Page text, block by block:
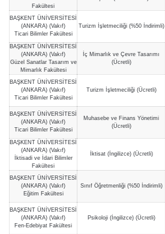
Fakültesi
BAŞKENT ÜNİVERSİTESİ
(ANKARA) (Vakıf)
Ticari Bilimler Fakültesi
Turizm İşletmeciliği (%50 İndirimli)
BAŞKENT ÜNİVERSİTESİ
(ANKARA) (Vakıf)
Güzel Sanatlar Tasarım ve
Mimarlık Fakültesi
İç Mimarlık ve Çevre Tasarımı
(Ücretli)
BAŞKENT ÜNİVERSİTESİ
(ANKARA) (Vakıf)
Ticari Bilimler Fakültesi
Turizm İşletmeciliği (Ücretli)
BAŞKENT ÜNİVERSİTESİ
(ANKARA) (Vakıf)
Ticari Bilimler Fakültesi
Muhasebe ve Finans Yönetimi
(Ücretli)
BAŞKENT ÜNİVERSİTESİ
(ANKARA) (Vakıf)
İktisadi ve İdari Bilimler
Fakültesi
İktisat (İngilizce) (Ücretli)
BAŞKENT ÜNİVERSİTESİ
(ANKARA) (Vakıf)
Eğitim Fakültesi
Sınıf Öğretmenliği (%50 İndirimli)
BAŞKENT ÜNİVERSİTESİ
(ANKARA) (Vakıf)
Fen-Edebiyat Fakültesi
Psikoloji (İngilizce) (Ücretli)